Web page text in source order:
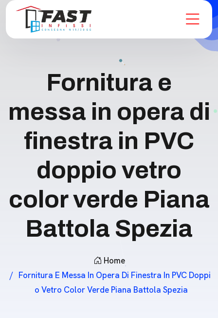
Fornitura e
messa in opera di
finestra in PVC
doppio vetro
color verde Piana
Battola Spezia
Home
Fornitura E Messa In Opera Di Finestra In PVC Doppi
O Vetro Color Verde Piana Battola Spezia